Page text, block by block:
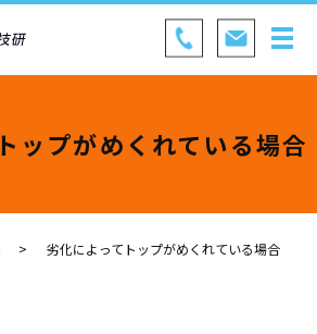
ップがめくれている場合
劣化によってトップがめくれている場合